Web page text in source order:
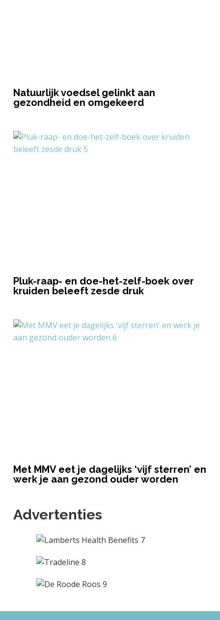
Natuurlijk voedsel gelinkt aan
gezondheid en omgekeerd
Pluk-raap- en doe-het-zelf-boek over
kruiden beleeft zesde druk
Met MMV eet je dagelijks ‘vijf sterren’ en
werk je aan gezond ouder worden
Advertenties